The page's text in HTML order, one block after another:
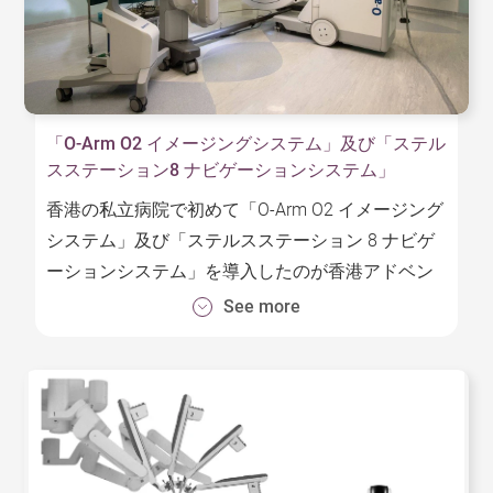
- Rigid robotic arm: The system with high stability
which enhances the accuracy and precision of the
surgical procedure.
- Imaging compatibility: The system assists
surgeon to have comprehensive understanding of
the patient’s anatomy during the procedure. It
enhances the accuracy of the surgery.
precise surgical resections with minimal errors.
- Robotic guidance: The system automatically
corrects the displacement during the surgery,
Advantages:
- Complete preoperative plan: This not only assists
- Safer surgical experience: It reduces the risk of
experience for patients.
- Robotic guidance: Surgical time is significant
reduced and the occurrence of complications is
「O-Arm O2 イメージングシステム」及び「ステル
スステーション8 ナビゲーションシステム」
香港の私立病院で初めて「O-Arm O2 イメージング
システム」及び「ステルスステーション 8 ナビゲ
ーションシステム」を導入したのが香港アドベン
ティスト病院―スタブスロードです。これらは欧
O-Arm O2は移動型Ｘ線装置であり、ステルスステ
ーション 8は手術中にリアルタイムで高精度な３D
See more